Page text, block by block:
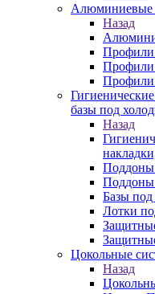
Алюминиевые
Назад
Профили
Профили
Профили
базы под
Назад
Поддоны
Поддоны
Базы
Лотки
Цокольные
Назад